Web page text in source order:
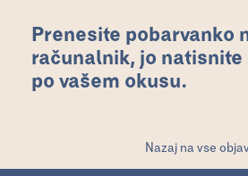
Prenesite pobarvanko
računalnik, jo natisnite
po vašem okusu.
Nazaj na vse